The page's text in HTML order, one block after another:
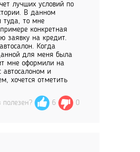
лучших условий по
В данном
туда, то мне
конкретная
заявку на кредит.
Когда
для меня была
мне оформили на
автосалоном и
хочется отметить
полезен?
6 0